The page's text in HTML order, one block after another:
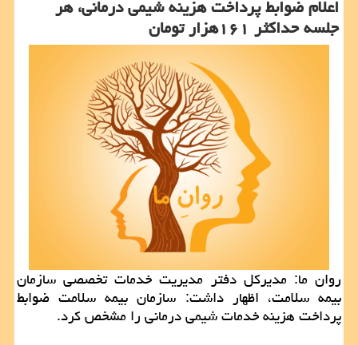
اعلام ضوابط پرداخت هزینه شیمی درمانی، هر
جلسه حداكثر ۱۶۱هزار تومان
روان ما: مدیركل دفتر مدیریت خدمات تخصصی سازمان
بیمه سلامت، اظهار داشت: سازمان بیمه سلامت ضوابط
پرداخت هزینه خدمات شیمی درمانی را مشخص كرد.